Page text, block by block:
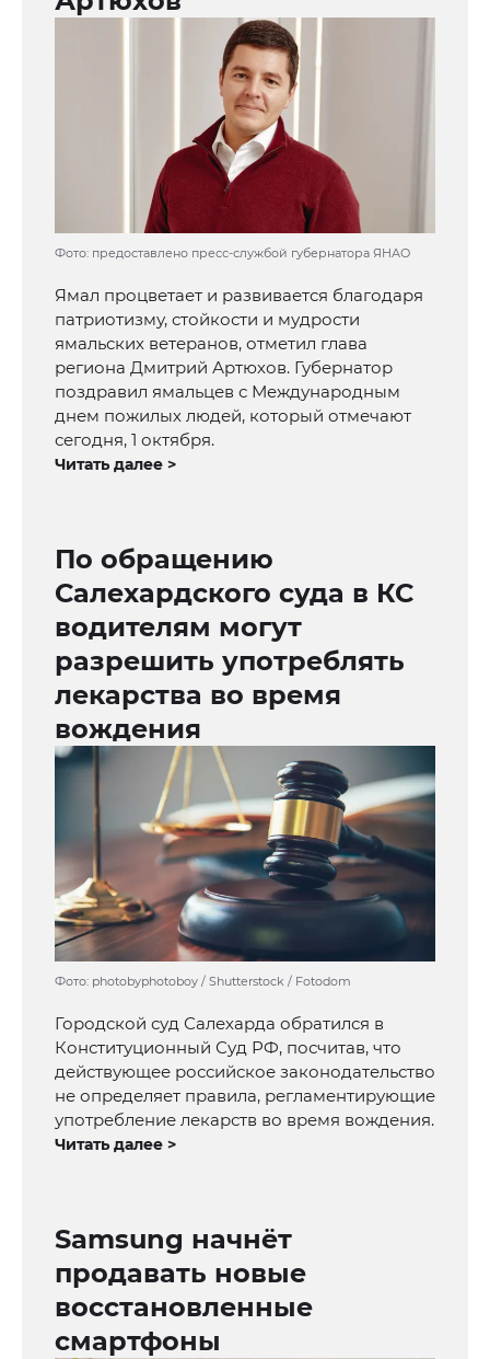
Фото: предоставлено пресс-службой губернатора ЯНАО
Ямал процветает и развивается благодаря
патриотизму, стойкости и мудрости
ямальских ветеранов, отметил глава
региона Дмитрий Артюхов. Губернатор
поздравил ямальцев с Международным
днем пожилых людей, который отмечают
сегодня, 1 октября.
Читать далее >
По обращению
Салехардского суда в КС
водителям могут
разрешить употреблять
лекарства во время
вождения
Фото: photobyphotoboy / Shutterstock / Fotodom
Городской суд Салехарда обратился в
Конституционный Суд РФ, посчитав, что
действующее российское законодательство
не определяет правила, регламентирующие
употребление лекарств во время вождения.
Читать далее >
Samsung начнёт
продавать новые
восстановленные
смартфоны